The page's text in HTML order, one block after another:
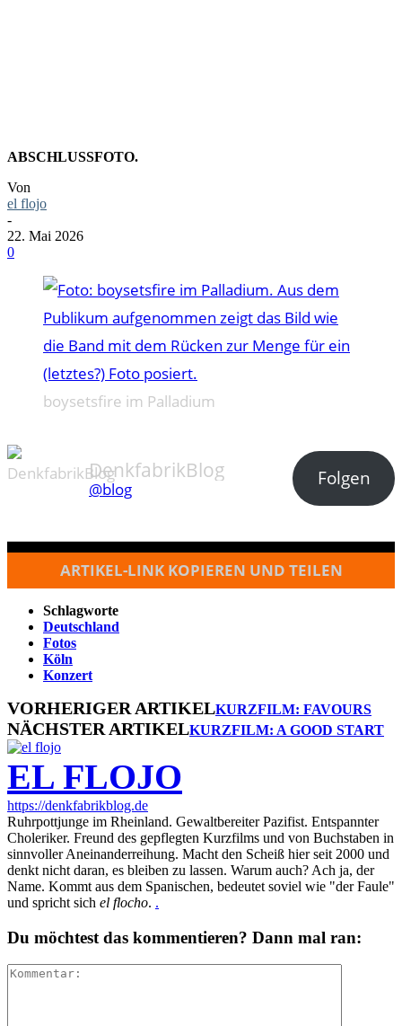
ABSCHLUSSFOTO.
Von
el flojo
-
22. Mai 2026
0
boysetsfire im Palladium
DenkfabrikBlog
@blog Folgen
ARTIKEL-LINK KOPIEREN UND TEILEN
Schlagworte
Deutschland
Fotos
Köln
Konzert
VORHERIGER ARTIKELKURZFILM: FAVOURS
NÄCHSTER ARTIKELKURZFILM: A GOOD START
EL FLOJO
https://denkfabrikblog.de
Ruhrpottjunge im Rheinland. Gewaltbereiter Pazifist. Entspannter
Choleriker. Freund des gepflegten Kurzfilms und von Buchstaben in
sinnvoller Aneinanderreihung. Macht den Scheiß hier seit 2000 und
denkt nicht daran, es bleiben zu lassen. Warum auch? Ach ja, der
Name. Kommt aus dem Spanischen, bedeutet soviel wie "der Faule"
und spricht sich el flocho. .
Du möchtest das kommentieren? Dann mal ran: